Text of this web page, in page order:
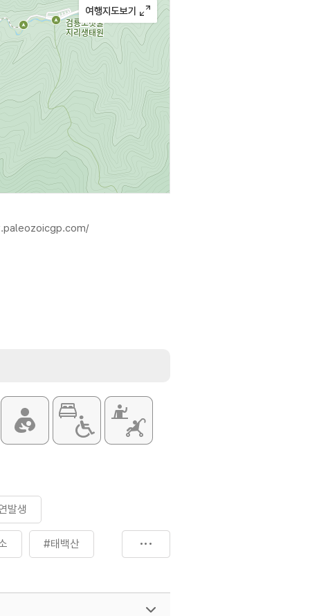
발생
#태백산